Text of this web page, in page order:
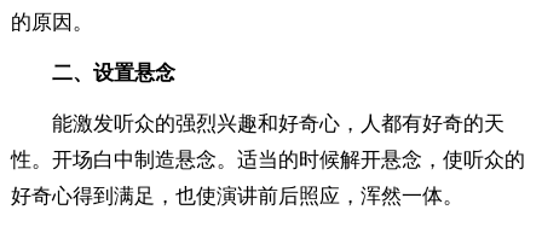
的原因。
二、设置悬念
能激发听众的强烈兴趣和好奇心，人都有好奇的天
性。开场白中制造悬念。适当的时候解开悬念，使听众的
好奇心得到满足，也使演讲前后照应，浑然一体。